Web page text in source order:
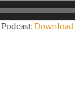
Podcast:Download